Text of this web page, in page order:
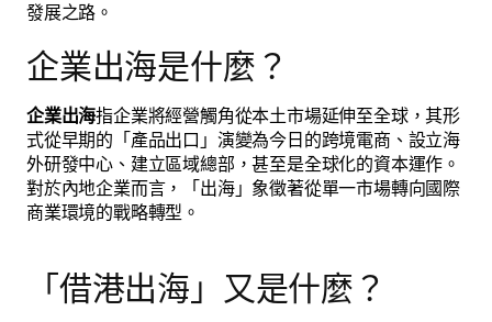
發展之路。
企業出海是什麼？
企業出海指企業將經營觸角從本土市場延伸至全球，其形
式從早期的「產品出口」演變為今日的跨境電商、設立海
外研發中心、建立區域總部，甚至是全球化的資本運作。
對於內地企業而言，「出海」象徵著從單一市場轉向國際
商業環境的戰略轉型。
「借港出海」又是什麼？